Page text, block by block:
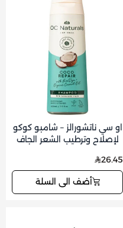
او سي ناتشورالز – شامبو كوكو
لإصلاح وترطيب الشعر الجاف
26.45
أضف الى السلة